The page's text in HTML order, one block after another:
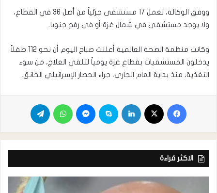
ووفق الوكالة، تعمل 17 مستشفى جزئياً من أصل 36 في القطاع،
ولا يوجد مستشفى في شمال غزة أو في رفح جنوبا.
وكانت منظمة الصحة العالمية أعلنت صباح اليوم أن نحو 112 طفلاً
يدخلون المستشفيات بقطاع غزة يومياً لتلقي العلاج، من سوء
التغذية، منذ بداية العام الجاري، جراء الحصار الإسرائيلي الخانق.
الاكثر قراءة